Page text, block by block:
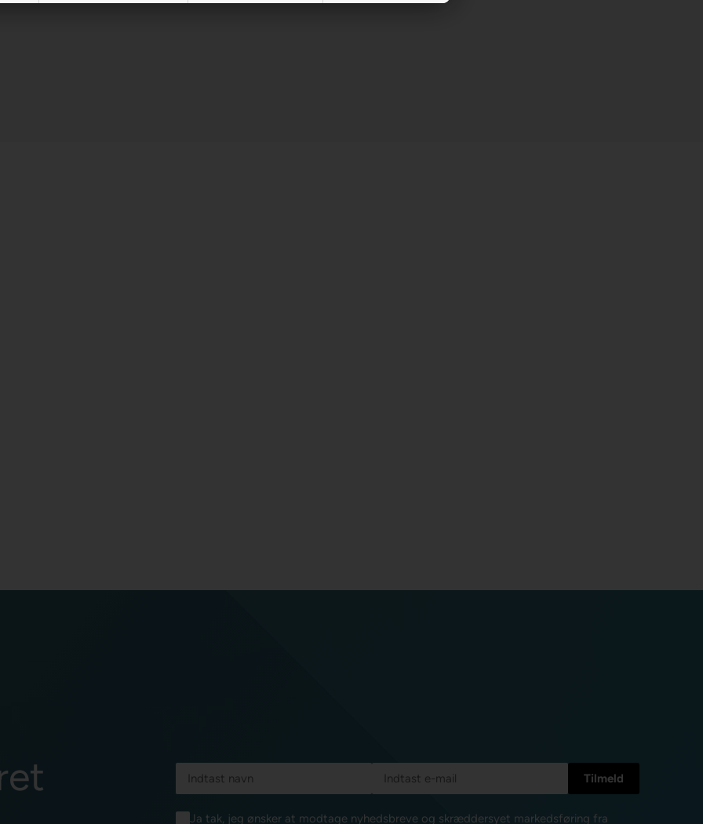
Ja tak, jeg ønsker at modtage nyhedsbreve og skræddersyet markedsføring fra